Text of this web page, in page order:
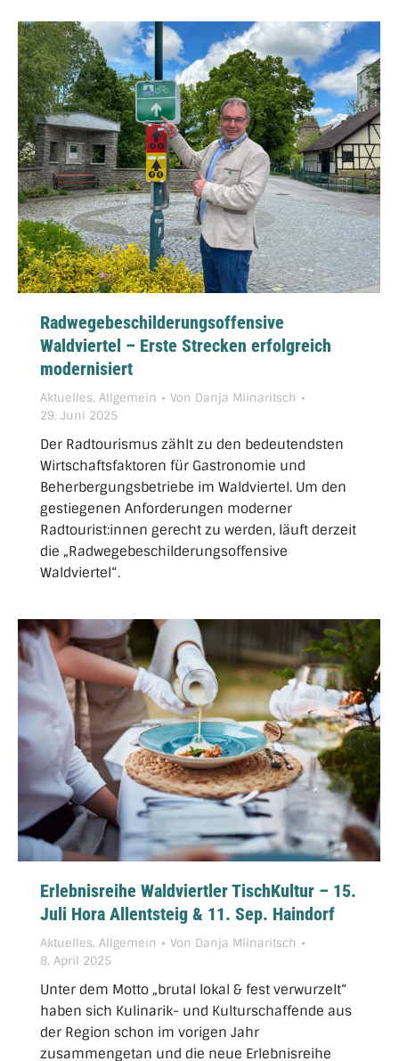
Radwegebeschilderungsoffensive
Waldviertel – Erste Strecken erfolgreich
modernisiert
Aktuelles, Allgemein Von Danja Mlinaritsch
29. Juni 2025
Der Radtourismus zählt zu den bedeutendsten
Wirtschaftsfaktoren für Gastronomie und
Beherbergungsbetriebe im Waldviertel. Um den
gestiegenen Anforderungen moderner
Radtourist:innen gerecht zu werden, läuft derzeit
die „Radwegebeschilderungsoffensive
Waldviertel“.
Erlebnisreihe Waldviertler TischKultur – 15.
Juli Hora Allentsteig & 11. Sep. Haindorf
Aktuelles, Allgemein Von Danja Mlinaritsch
8. April 2025
Unter dem Motto „brutal lokal & fest verwurzelt“
haben sich Kulinarik- und Kulturschaffende aus
der Region schon im vorigen Jahr
zusammengetan und die neue Erlebnisreihe